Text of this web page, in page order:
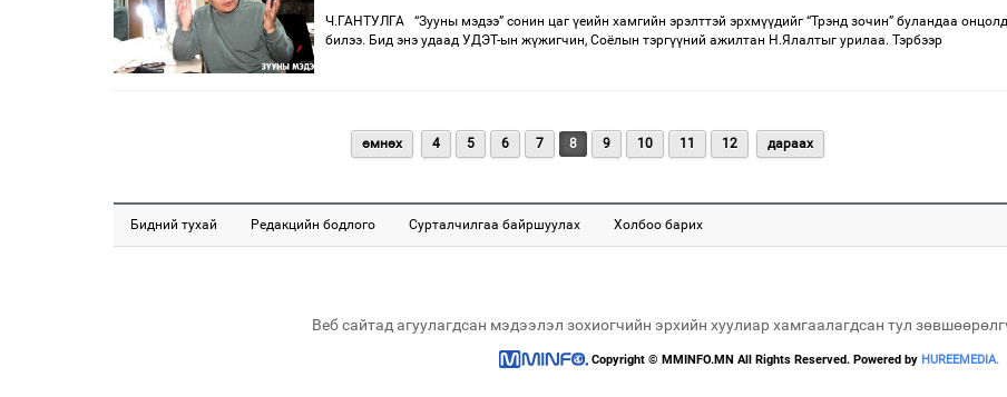
Ч.ГАНТУЛГА “Зууны мэдээ” сонин цаг үеийн хамгийн эрэлттэй эрхмүүдийг “Трэнд зочин” буландаа
билээ. Бид энэ удаад УДЭТ-ын жүжигчин, Соёлын тэргүүний ажилтан Н.Ялалтыг урилаа. Тэрбээр
өмнөх 4 5 6 7 8 9 10 11 12 дараах
Бидний тухай Редакцийн бодлого Сурталчилгаа байршуулах Холбоо барих
Веб сайтад агуулагдсан мэдээлэл зохиогчийн эрхийн хуулиар хамгаалагдсан тул
Copyright © MMINFO.MN All Rights Reserved. Powered by HUREEMEDIA.